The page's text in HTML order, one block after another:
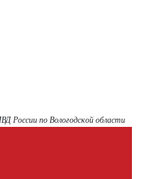
России по Вологодской области